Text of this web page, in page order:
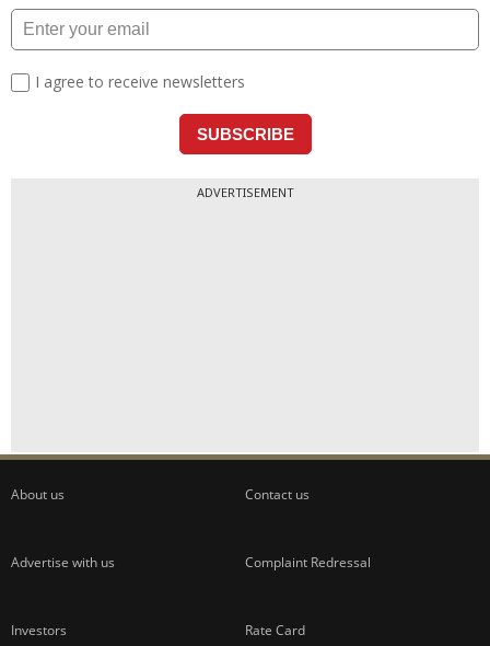
ADVERTISEMENT
About us Contact us
Advertise with us Complaint Redressal
Investors Rate Card